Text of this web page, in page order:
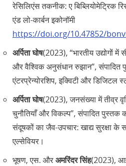
रेसिलिएंस तकनीक: ए बिब्लियोमेट्रिक
एंड लो-कार्बन इकोनॉमी
https://doi.org/10.47852/
अर्पिता घोष(2023), “भारतीय उद्योगों में
और वैश्विक अनुसंधान रुझान”, संपादित
एंटरप्रेन्योरशिप, इक्विटी और डिजिटल
अर्पिता घोष(2023), जनसंख्या में तीव्र
चुनौतियाँ और विकल्प”, संपादित पुस्तक
संदूषकों का जैव-उपचार: खाद्य सुरक्षा के
एल्सेवियर।
भूषण, एस. औरअमरिंदर सिंह(2023),